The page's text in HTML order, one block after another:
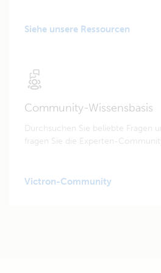
Siehe unsere Ressourcen
Community-Wissensbasis
Durchsuchen Sie beliebte Fragen
fragen Sie die Experten-
Victron-Community